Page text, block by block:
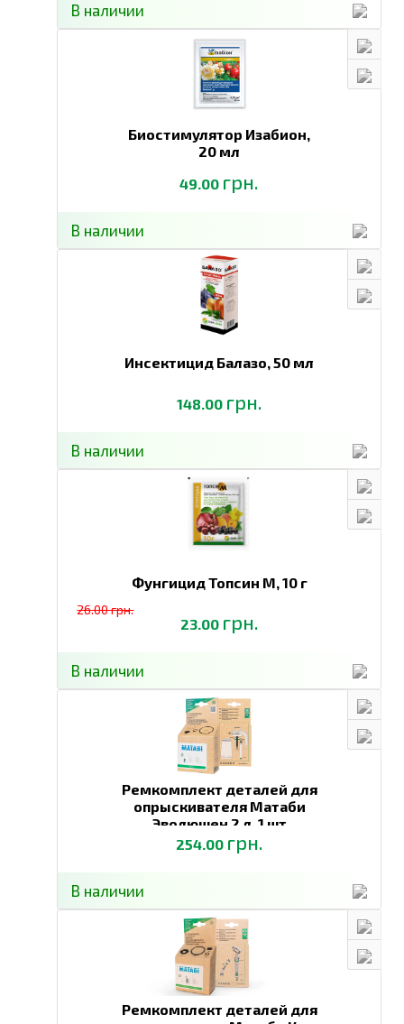
В наличии
Биостимулятор Изабион,
20 мл
49.00 грн.
В наличии
Инсектицид Балазо,50 мл
148.00 грн.
В наличии
Фунгицид Топсин М,10 г
23.00 грн.
26.00 грн.
В наличии
Ремкомплект деталей для
опрыскивателя Матаби
Эволюшен 2 л, 1 шт
254.00 грн.
В наличии
Ремкомплект деталей для